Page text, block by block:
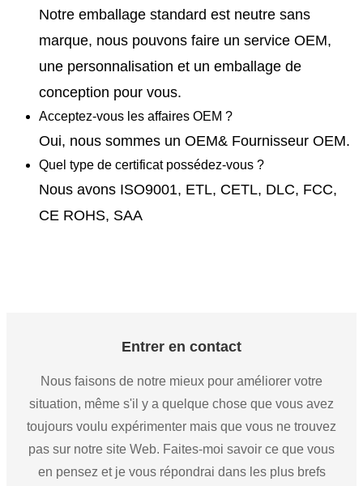
Notre emballage standard est neutre sans
marque, nous pouvons faire un service OEM,
une personnalisation et un emballage de
conception pour vous.
Acceptez-vous les affaires OEM ?
Oui, nous sommes un OEM& Fournisseur OEM.
Quel type de certificat possédez-vous ?
Nous avons ISO9001, ETL, CETL, DLC, FCC,
CE ROHS, SAA
Entrer en contact
Nous faisons de notre mieux pour améliorer votre
situation, même s'il y a quelque chose que vous avez
toujours voulu expérimenter mais que vous ne trouvez
pas sur notre site Web. Faites-moi savoir ce que vous
en pensez et je vous répondrai dans les plus brefs